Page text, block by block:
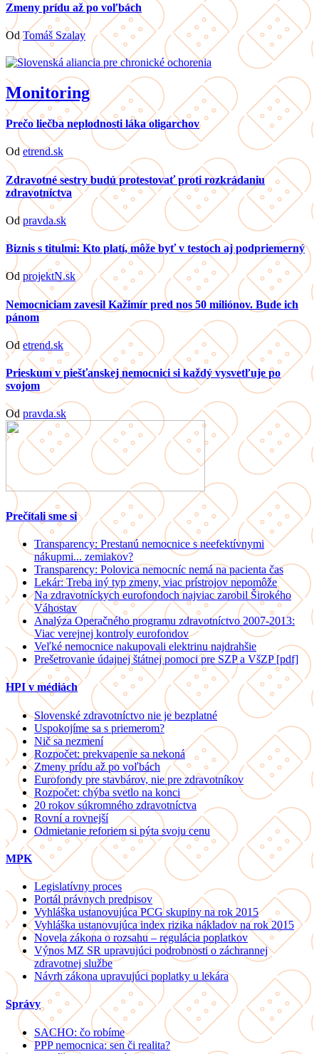
Zmeny prídu až po voľbách
OdTomáš Szalay
Monitoring
Prečo liečba neplodnosti láka oligarchov
Od etrend.sk
Zdravotné sestry budú protestovať proti rozkrádaniu
zdravotníctva
Odpravda.sk
Biznis s titulmi: Kto platí, môže byť v testoch aj podpriemerný
OdprojektN.sk
Nemocniciam zavesil Kažimír pred nos 50 miliónov. Bude ich
pánom
Od etrend.sk
Prieskum v piešťanskej nemocnici si každý vysvetľuje po
svojom
Od pravda.sk
Prečítali sme si
Transparency: Prestanú nemocnice s neefektívnymi
nákupmi... zemiakov?
Transparency: Polovica nemocníc nemá na pacienta čas
Lekár: Treba iný typ zmeny, viac prístrojov nepomôže
Na zdravotníckych eurofondoch najviac zarobil Širokého
Váhostav
Analýza Operačného programu zdravotníctvo 2007-2013:
Viac verejnej kontroly eurofondov
Veľké nemocnice nakupovali elektrinu najdrahšie
Prešetrovanie údajnej štátnej pomoci pre SZP a VšZP [pdf]
HPI v médiách
Slovenské zdravotníctvo nie je bezplatné
Uspokojíme sa s priemerom?
Nič sa nezmení
Rozpočet: prekvapenie sa nekoná
Zmeny prídu až po voľbách
Eurofondy pre stavbárov, nie pre zdravotníkov
Rozpočet: chýba svetlo na konci
20 rokov súkromného zdravotníctva
Rovní a rovnejší
Odmietanie reforiem si pýta svoju cenu
MPK
Legislatívny proces
Portál právnych predpisov
Vyhláška ustanovujúca PCG skupiny na rok 2015
Vyhláška ustanovujúca index rizika nákladov na rok 2015
Novela zákona o rozsahu – regulácia poplatkov
Výnos MZ SR upravujúci podrobnosti o záchrannej
zdravotnej službe
Návrh zákona upravujúci poplatky u lekára
Správy
SACHO: čo robíme
PPP nemocnica: sen či realita?